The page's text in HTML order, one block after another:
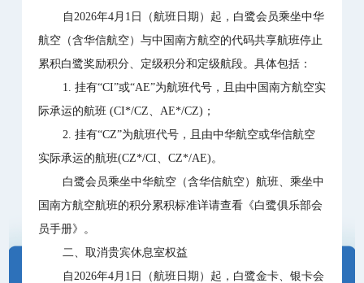
自2026年4月1日（航班日期）起，白鹭会员乘坐中华
航空（含华信航空）与中国南方航空的代码共享航班停止
累积白鹭奖励积分、定级积分和定级航段。具体包括：
1. 挂有“CI”或“AE”为航班代号，且由中国南方航空实
际承运的航班 (CI*/CZ、AE*/CZ)；
2. 挂有“CZ”为航班代号，且由中华航空或华信航空
实际承运的航班(CZ*/CI、CZ*/AE)。
白鹭会员乘坐中华航空（含华信航空）航班、乘坐中
国南方航空航班的积分累积标准详请查看《白鹭俱乐部会
员手册》。
二、取消贵宾休息室权益
自2026年4月1日（航班日期）起，白鹭金卡、银卡会